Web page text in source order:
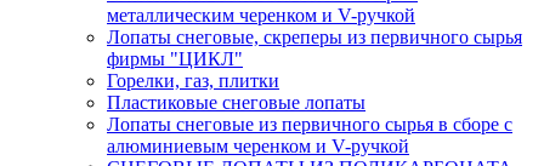
металлическим черенком и V-ручкой
Лопаты снеговые, скреперы из первичного сырья
фирмы "ЦИКЛ"
Горелки, газ, плитки
Пластиковые снеговые лопаты
Лопаты снеговые из первичного сырья в сборе с
алюминиевым черенком и V-ручкой